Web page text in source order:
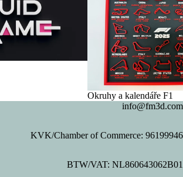
Okruhy a kalendáře F1
info@fm3d.com
KVK/Chamber of Commerce: 96199946
BTW/VAT: NL860643062B01